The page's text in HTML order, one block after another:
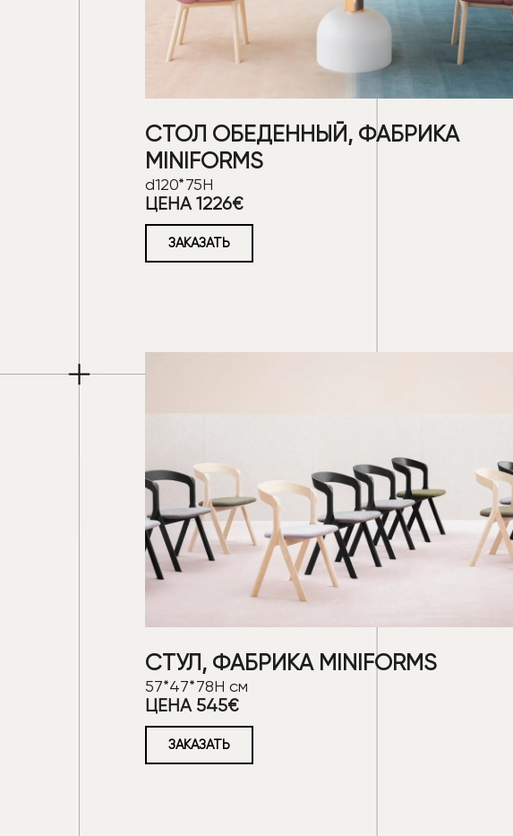
СТОЛ ОБЕДЕННЫЙ, ФАБРИКА
MINIFORMS
d120*75H
ЦЕНА 1226€
ЗАКАЗАТЬ
СТУЛ, ФАБРИКА MINIFORMS
57*47*78Н см
ЦЕНА 545€
ЗАКАЗАТЬ